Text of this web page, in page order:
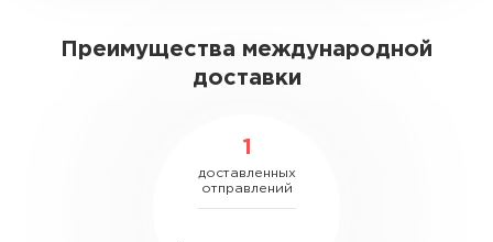
Преимущества международной
доставки
1
доставленных
отправлений